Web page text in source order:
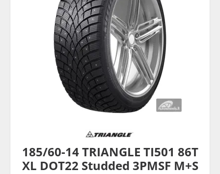
185/60-14 TRIANGLE TI501 86T
XL DOT22 Studded 3PMSF M+S